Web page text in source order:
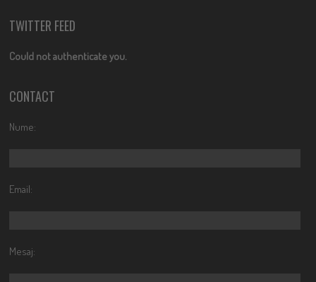
TWITTER FEED
Could not authenticate you.
CONTACT
Nume:
Email:
Mesaj: